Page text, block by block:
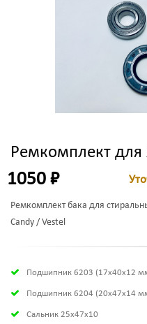
Ремкомплект для
1050 ₽
Ремкомплект бака для
Candy / Vestel
Подшипник 6203 (17х40х12
Подшипник 6204 (20х47х14
Сальник 25x47x10